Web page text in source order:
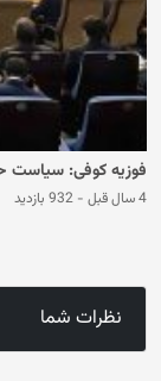
فوزیه کوفی: سیاست
4 سال قبل - 932 بازدید
نظرات شما